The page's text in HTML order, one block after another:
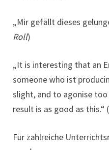
„Mir gefällt dieses
Roll)
„It is interesting that an
someone who ist
slight, and to agonise
result is as good as this.“ (
Für zahlreiche